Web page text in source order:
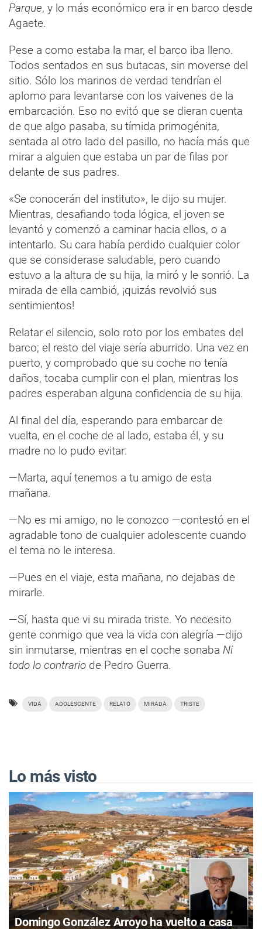
Parque, y lo más económico era ir en barco desde
Agaete.
Pese a como estaba la mar, el barco iba lleno.
Todos sentados en sus butacas, sin moverse del
sitio. Sólo los marinos de verdad tendrían el
aplomo para levantarse con los vaivenes de la
embarcación. Eso no evitó que se dieran cuenta
de que algo pasaba, su tímida primogénita,
sentada al otro lado del pasillo, no hacía más que
mirar a alguien que estaba un par de filas por
delante de sus padres.
«Se conocerán del instituto», le dijo su mujer.
Mientras, desafiando toda lógica, el joven se
levantó y comenzó a caminar hacia ellos, o a
intentarlo. Su cara había perdido cualquier color
que se considerase saludable, pero cuando
estuvo a la altura de su hija, la miró y le sonrió. La
mirada de ella cambió, ¡quizás revolvió sus
sentimientos!
Relatar el silencio, solo roto por los embates del
barco; el resto del viaje sería aburrido. Una vez en
puerto, y comprobado que su coche no tenía
daños, tocaba cumplir con el plan, mientras los
padres esperaban alguna confidencia de su hija.
Al final del día, esperando para embarcar de
vuelta, en el coche de al lado, estaba él, y su
madre no lo pudo evitar:
—Marta, aquí tenemos a tu amigo de esta
mañana.
—No es mi amigo, no le conozco —contestó en el
agradable tono de cualquier adolescente cuando
el tema no le interesa.
—Pues en el viaje, esta mañana, no dejabas de
mirarle.
—Sí, hasta que vi su mirada triste. Yo necesito
gente conmigo que vea la vida con alegría —dijo
sin inmutarse, mientras en el coche sonaba Ni
todo lo contrario de Pedro Guerra.
VIDA ADOLESCENTE RELATO MIRADA TRISTE
Lo más visto
Domingo González Arroyo ha vuelto a casa